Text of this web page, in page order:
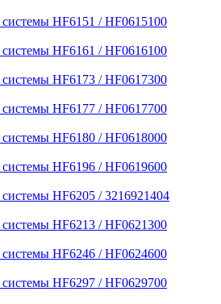
HF6151 / HF0615100
HF6161 / HF0616100
HF6173 / HF0617300
HF6177 / HF0617700
HF6180 / HF0618000
HF6196 / HF0619600
HF6205 / 3216921404
HF6213 / HF0621300
HF6246 / HF0624600
HF6297 / HF0629700